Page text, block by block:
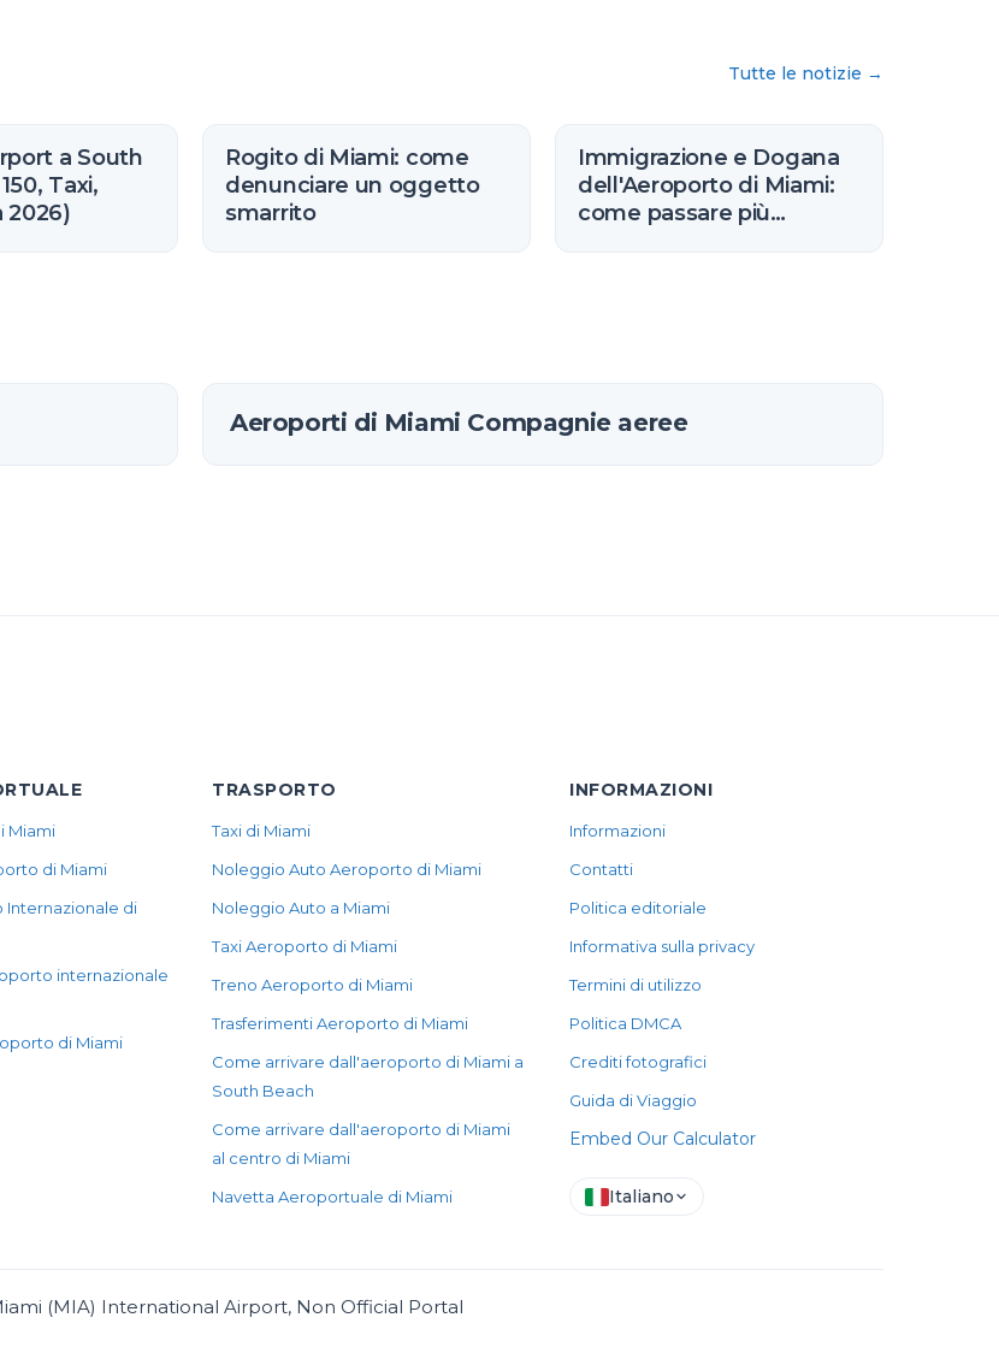
Tutte le notizie →
a South
Taxi,
2026)
Rogito di Miami: come
denunciare un oggetto
smarrito
Immigrazione e Dogana
dell'Aeroporto di Miami:
come passare più
Aeroporti di Miami Compagnie aeree
Miami
di Miami
Internazionale di
internazionale
di Miami
TRASPORTO
Taxi di Miami
Noleggio Auto Aeroporto di Miami
Noleggio Auto a Miami
Taxi Aeroporto di Miami
Treno Aeroporto di Miami
Trasferimenti Aeroporto di Miami
Come arrivare dall'aeroporto di Miami a
South Beach
Come arrivare dall'aeroporto di Miami
al centro di Miami
Navetta Aeroportuale di Miami
INFORMAZIONI
Informazioni
Contatti
Politica editoriale
Informativa sulla privacy
Termini di utilizzo
Politica DMCA
Crediti fotografici
Guida di Viaggio
Embed Our Calculator
Italiano
(MIA) International Airport, Non Official Portal